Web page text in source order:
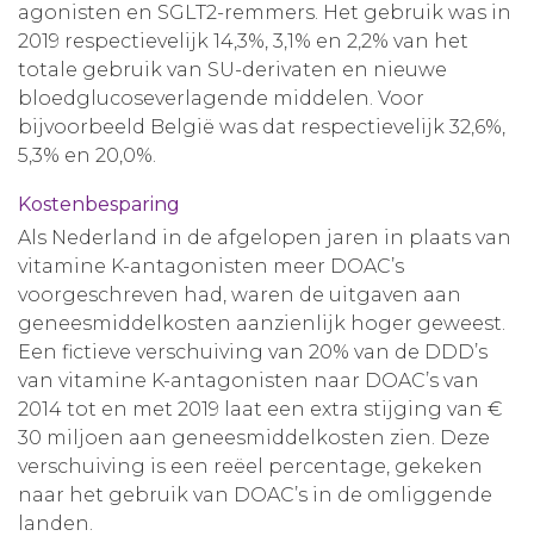
agonisten en SGLT2-remmers. Het gebruik was in
2019 respectievelijk 14,3%, 3,1% en 2,2% van het
totale gebruik van SU-derivaten en nieuwe
bloedglucoseverlagende middelen. Voor
bijvoorbeeld België was dat respectievelijk 32,6%,
5,3% en 20,0%.
Kostenbesparing
Als Nederland in de afgelopen jaren in plaats van
vitamine K-antagonisten meer DOAC’s
voorgeschreven had, waren de uitgaven aan
geneesmiddelkosten aanzienlijk hoger geweest.
Een fictieve verschuiving van 20% van de DDD’s
van vitamine K-antagonisten naar DOAC’s van
2014 tot en met 2019 laat een extra stijging van €
30 miljoen aan geneesmiddelkosten zien. Deze
verschuiving is een reëel percentage, gekeken
naar het gebruik van DOAC’s in de omliggende
landen.